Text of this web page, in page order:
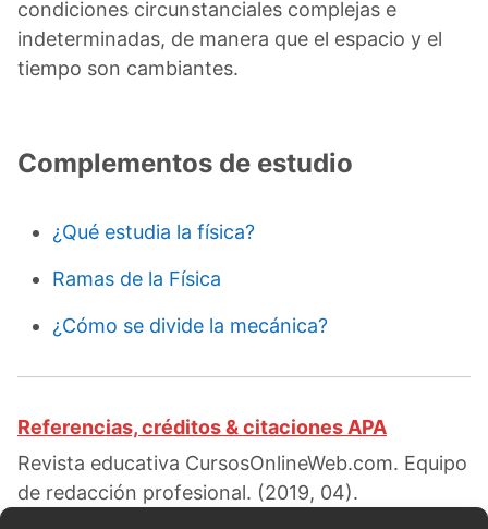
condiciones circunstanciales complejas e
indeterminadas, de manera que el espacio y el
tiempo son cambiantes.
Complementos de estudio
¿Qué estudia la física?
Ramas de la Física
¿Cómo se divide la mecánica?
Referencias, créditos & citaciones APA
Revista educativa CursosOnlineWeb.com. Equipo
de redacción profesional. (2019, 04).